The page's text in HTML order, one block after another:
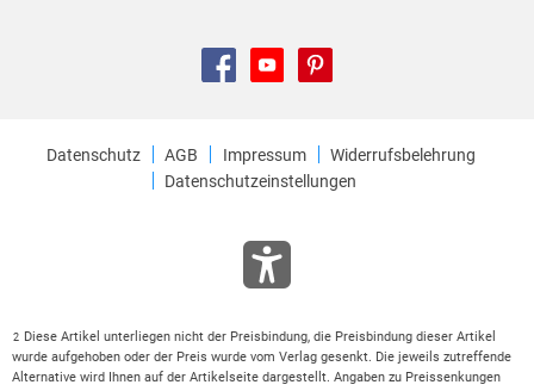
Datenschutz AGB Impressum
Widerrufsbelehrung
Datenschutzeinstellungen
2 Diese Artikel unterliegen nicht der Preisbindung, die Preisbindung dieser Artikel
wurde aufgehoben oder der Preis wurde vom Verlag gesenkt. Die jeweils zutreffende
Alternative wird Ihnen auf der Artikelseite dargestellt. Angaben zu Preissenkungen